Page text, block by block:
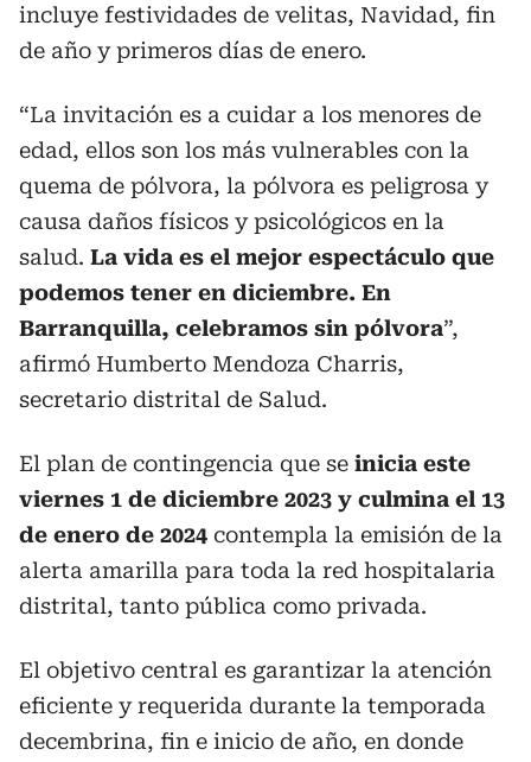
incluye festividades de velitas, Navidad, fin
de año y primeros días de enero.
“La invitación es a cuidar a los menores de
edad, ellos son los más vulnerables con la
quema de pólvora, la pólvora es peligrosa y
causa daños físicos y psicológicos en la
salud. La vida es el mejor espectáculo que
podemos tener en diciembre. En
Barranquilla, celebramos sin pólvora”,
afirmó Humberto Mendoza Charris,
secretario distrital de Salud.
El plan de contingencia que se inicia este
viernes 1 de diciembre 2023 y culmina el 13
de enero de 2024 contempla la emisión de la
alerta amarilla para toda la red hospitalaria
distrital, tanto pública como privada.
El objetivo central es garantizar la atención
eficiente y requerida durante la temporada
decembrina, fin e inicio de año, en donde